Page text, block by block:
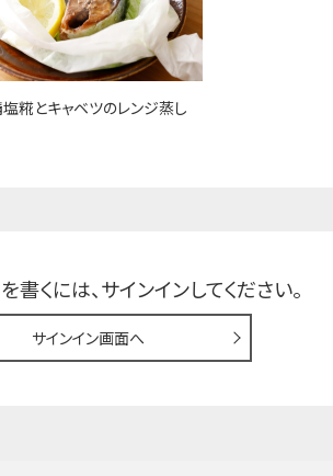
糀とキャベツのレンジ蒸し
書くには、サインインしてください。
サインイン画面へ